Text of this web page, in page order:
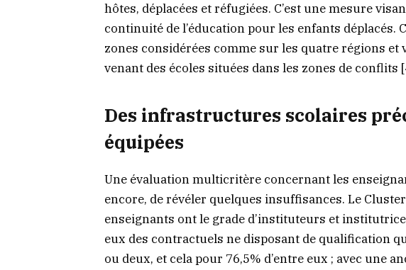
hôtes, déplacées et réfugiées. C’est une mesure
continuité de l’éducation pour les enfants déplacés.
zones considérées comme sur les quatre régions et
venant des écoles situées dans les zones de conflits
Des infrastructures scolaires
équipées
Une évaluation multicritère concernant les
encore, de révéler quelques insuffisances. Le
enseignants ont le grade d’instituteurs et
eux des contractuels ne disposant de qualification
ou deux, et cela pour 76,5% d’entre eux ; avec une